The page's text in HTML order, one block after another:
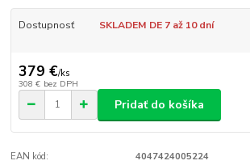
Dostupnosť SKLADEM DE 7 až 10 dní
379 €/ks
308 € bez DPH
Pridať do košíka
EAN kód: 4047424005224